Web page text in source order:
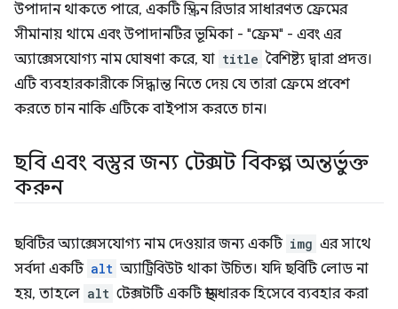
উপাদান থাকতে পারে, একটি স্ক্রিন রিডার সাধারণত ফ্রেমের
সীমানায় থামে এবং উপাদানটির ভূমিকা - "ফ্রেম" - এবং এর
অ্যাক্সেসযোগ্য নাম ঘোষণা করে, যা title বৈশিষ্ট্য দ্বারা প্রদত্ত।
এটি ব্যবহারকারীকে সিদ্ধান্ত নিতে দেয় যে তারা ফ্রেমে প্রবেশ
করতে চান নাকি এটিকে বাইপাস করতে চান।
ছবি এবং বস্তুর জন্য টেক্সট বিকল্প অন্তর্ভুক্ত
করুন
ছবিটির অ্যাক্সেসযোগ্য নাম দেওয়ার জন্য একটি img এর সাথে
সর্বদা একটি alt অ্যাট্রিবিউট থাকা উচিত। যদি ছবিটি লোড না
হয়, তাহলে alt টেক্সটটি একটি স্থানধারক হিসেবে ব্যবহার করা